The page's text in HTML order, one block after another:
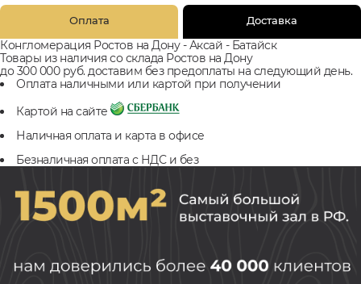
Оплата Доставка
Конгломерация Ростов на Дону - Аксай - Батайск
Товары из наличия со склада Ростов на Дону
до 300 000 руб. доставим без предоплаты на следующий день.
Оплата наличными или картой при получении
Картой на сайте
Наличная оплата и карта в офисе
Безналичная оплата с НДС и без